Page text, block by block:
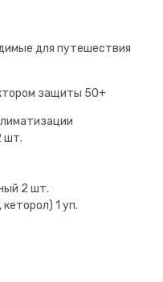
для путешествия
защиты 50+
шт.
2 шт.
1 уп.